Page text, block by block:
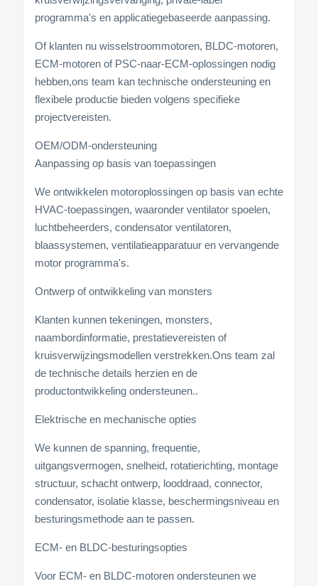
programma's en applicatiegebaseerde aanpassing.
Of klanten nu wisselstroommotoren, BLDC-motoren,
ECM-motoren of PSC-naar-ECM-oplossingen nodig
hebben,ons team kan technische ondersteuning en
flexibele productie bieden volgens specifieke
projectvereisten.
OEM/ODM-ondersteuning
Aanpassing op basis van toepassingen
We ontwikkelen motoroplossingen op basis van echte
HVAC-toepassingen, waaronder ventilator spoelen,
luchtbeheerders, condensator ventilatoren,
blaassystemen, ventilatieapparatuur en vervangende
motor programma's.
Ontwerp of ontwikkeling van monsters
Klanten kunnen tekeningen, monsters,
naambordinformatie, prestatievereisten of
kruisverwijzingsmodellen verstrekken.Ons team zal
de technische details herzien en de
productontwikkeling ondersteunen..
Elektrische en mechanische opties
We kunnen de spanning, frequentie,
uitgangsvermogen, snelheid, rotatierichting, montage
structuur, schacht ontwerp, looddraad, connector,
condensator, isolatie klasse, beschermingsniveau en
besturingsmethode aan te passen.
ECM- en BLDC-besturingsopties
Voor ECM- en BLDC-motoren ondersteunen we